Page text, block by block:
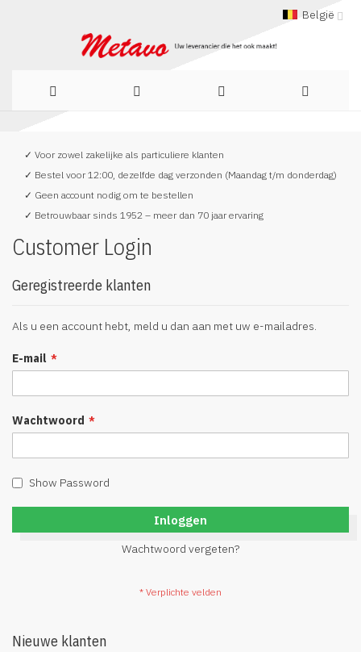
België
naar
inhoud
✓ Voor zowel zakelijke als particuliere klanten
✓ Bestel voor 12:00, dezelfde dag verzonden (Maandag t/m donderdag)
✓ Geen account nodig om te bestellen
✓ Betrouwbaar sinds 1952 – meer dan 70 jaar ervaring
Customer Login
Geregistreerde klanten
Als u een account hebt, meld u dan aan met uw e-mailadres.
E-mail
Wachtwoord
Show Password
Inloggen
Wachtwoord vergeten?
Nieuwe klanten